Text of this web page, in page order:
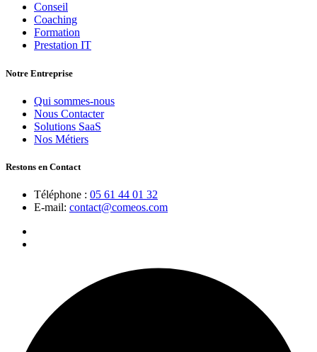
Conseil
Coaching
Formation
Prestation IT
Notre Entreprise
Qui sommes-nous
Nous Contacter
Solutions SaaS
Nos Métiers
Restons en Contact
Téléphone : 05 61 44 01 32
E-mail: contact@comeos.com